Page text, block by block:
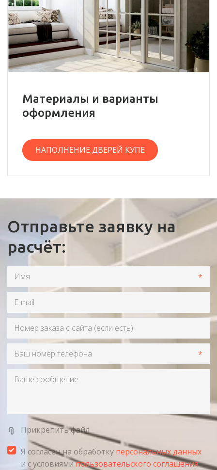
Материалы и варианты
оформления
НАПОЛНЕНИЕ ДВЕРЕЙ КУПЕ
Отправьте заявку на
расчёт:
*
*
Прикрепить файл
Я согласен на обработку персональных данных
и с условиямипользовательского соглашения